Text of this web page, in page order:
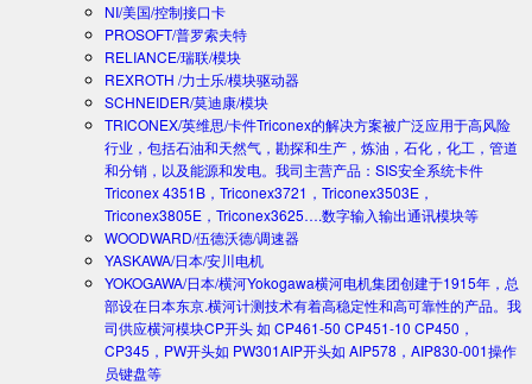
NI/美国/控制接口卡
PROSOFT/普罗索夫特
RELIANCE/瑞联/模块
REXROTH /力士乐/模块驱动器
SCHNEIDER/莫迪康/模块
TRICONEX/英维思/卡件Triconex的解决方案被广泛应用于高风险
行业，包括石油和天然气，勘探和生产，炼油，石化，化工，管道
和分销，以及能源和发电。我司主营产品：SIS安全系统卡件
Triconex 4351B，Triconex3721，Triconex3503E，
Triconex3805E，Triconex3625….数字输入输出通讯模块等
WOODWARD/伍德沃德/调速器
YASKAWA/日本/安川电机
YOKOGAWA/日本/横河Yokogawa横河电机集团创建于1915年，总
部设在日本东京.横河计测技术有着高稳定性和高可靠性的产品。我
司供应横河模块CP开头 如 CP461-50 CP451-10 CP450，
CP345，PW开头如 PW301AIP开头如 AIP578，AIP830-001操作
员键盘等